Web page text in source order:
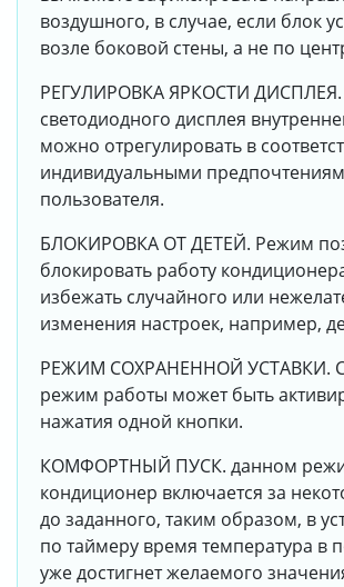
воздушного, в случае, если блок
возле боковой стены, а не по
РЕГУЛИРОВКА ЯРКОСТИ ДИСПЛЕЯ.
светодиодного дисплея
можно отрегулировать в
индивидуальными
пользователя.
БЛОКИРОВКА ОТ ДЕТЕЙ. Режим
блокировать работу
избежать случайного или
изменения настроек, например,
РЕЖИМ СОХРАНЕННОЙ УСТАВКИ.
режим работы может быть
нажатия одной кнопки.
КОМФОРТНЫЙ ПУСК. данном
кондиционер включается за
до заданного, таким образом, в
по таймеру время температура в
уже достигнет желаемого